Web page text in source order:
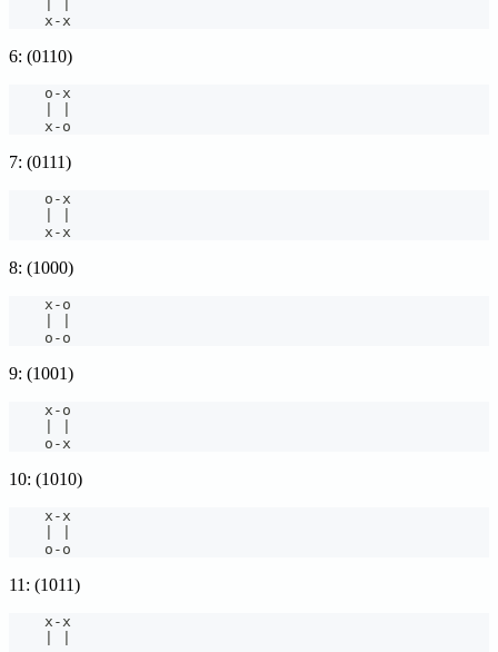
    x
-x
6: (0110)
    o
-x
    x
- o
7: (0111)
    o
-x
    x
-x
8: (1000)
    x
- o
    o
- o
9: (1001)
    x
- o
    o
-x
10: (1010)
    x
-x
    o
- o
11: (1011)
    x
-x